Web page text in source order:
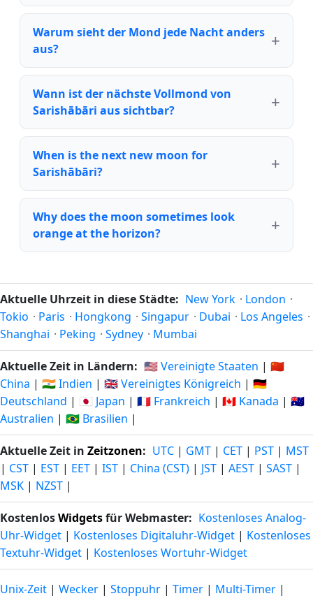
Warum sieht der Mond jede Nacht anders
aus?
Wann ist der nächste Vollmond von
Sarishābāri aus sichtbar?
When is the next new moon for
Sarishābāri?
Why does the moon sometimes look
orange at the horizon?
Aktuelle Uhrzeit in diese Städte: New York · London ·
Tokio · Paris · Hongkong · Singapur · Dubai · Los Angeles ·
Shanghai · Peking · Sydney · Mumbai
Aktuelle Zeit in Ländern: 🇺🇸 Vereinigte Staaten | 🇨🇳
China | 🇮🇳 Indien | 🇬🇧 Vereinigtes Königreich | 🇩🇪
Deutschland | 🇯🇵 Japan | 🇫🇷 Frankreich | 🇨🇦 Kanada | 🇦🇺
Australien | 🇧🇷 Brasilien |
Aktuelle Zeit in Zeitzonen: UTC | GMT | CET | PST | MST
| CST | EST | EET | IST | China (CST) | JST | AEST | SAST |
MSK | NZST |
KostenlosWidgetsfür Webmaster: Kostenloses Analog-
Uhr-Widget | Kostenloses Digitaluhr-Widget | Kostenloses
Textuhr-Widget | Kostenloses Wortuhr-Widget
Unix-Zeit | Wecker | Stoppuhr | Timer | Multi-Timer |